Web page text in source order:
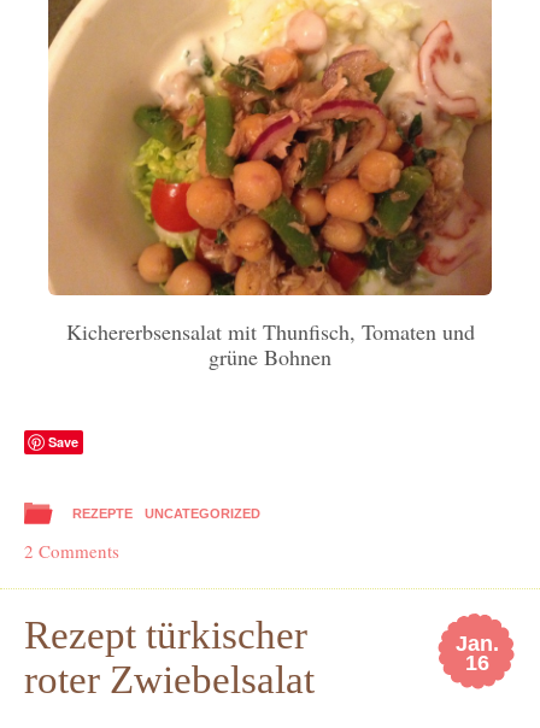
Kichererbsensalat mit Thunfisch, Tomaten und
grüne Bohnen
Save
REZEPTE UNCATEGORIZED
2 Comments
Jan.
16
Rezept türkischer
roter Zwiebelsalat